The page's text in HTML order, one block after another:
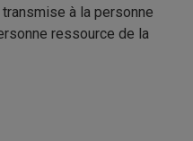
à la personne
ressource de la